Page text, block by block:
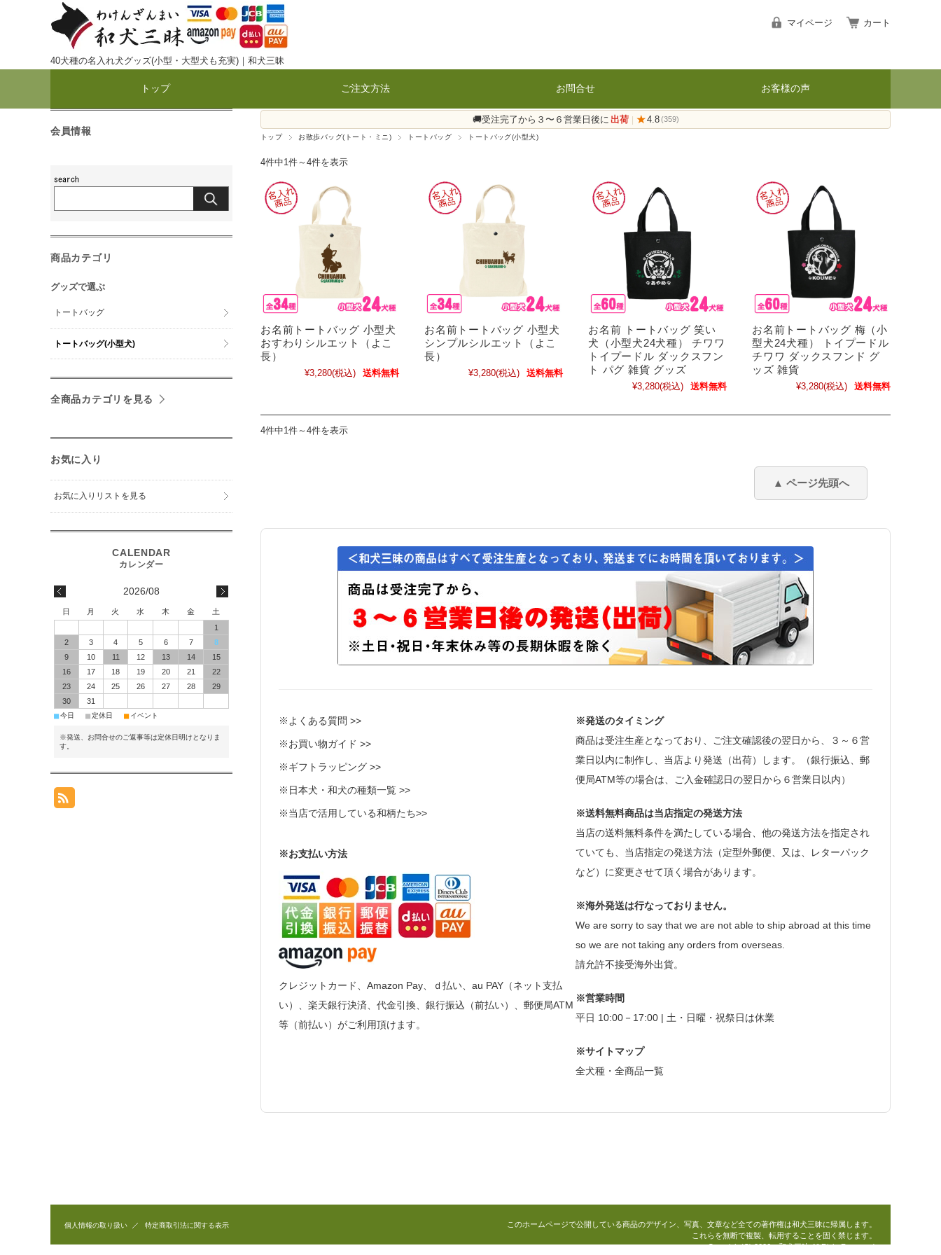
40犬種の名入れ犬グッズ(小型・大型犬も充実)｜和犬三昧
マイページ カート
トップ ご注文方法 お問合せ お客様の声
🚚受注完了から３〜６営業日後に 出荷 | ★4.8 (359)
トップ お散歩バッグ(トート・ミニ) トートバッグ トートバッグ(小型犬)
4件中1件～4件を表示
お名前トートバッグ 小型犬
おすわりシルエット（よこ
長）
¥3,280(税込) 送料無料
お名前トートバッグ 小型犬
シンプルシルエット（よこ
長）
¥3,280(税込) 送料無料
お名前 トートバッグ 笑い
犬（小型犬24犬種） チワワ
トイプードル ダックスフン
ト パグ 雑貨 グッズ
¥3,280(税込) 送料無料
お名前トートバッグ 梅（小
型犬24犬種） トイプードル
チワワ ダックスフンド グ
ッズ 雑貨
¥3,280(税込) 送料無料
4件中1件～4件を表示
※よくある質問 >>
※お買い物ガイド >>
※ギフトラッピング >>
※日本犬・和犬の種類一覧 >>
※当店で活用している和柄たち>>
※お支払い方法
クレジットカード、Amazon Pay、ｄ払い、au PAY（ネット支払
い）、楽天銀行決済、代金引換、銀行振込（前払い）、郵便局ATM
等（前払い）がご利用頂けます。
※発送のタイミング
商品は受注生産となっており、ご注文確認後の翌日から、３～６営
業日以内に制作し、当店より発送（出荷）します。（銀行振込、郵
便局ATM等の場合は、ご入金確認日の翌日から６営業日以内）
※送料無料商品は当店指定の発送方法
当店の送料無料条件を満たしている場合、他の発送方法を指定され
ていても、当店指定の発送方法（定型外郵便、又は、レターパック
など）に変更させて頂く場合があります。
※海外発送は行なっておりません。
We are sorry to say that we are not able to ship abroad at this time
so we are not taking any orders from overseas.
請允許不接受海外出貨。
※営業時間
平日 10:00－17:00 | 土・日曜・祝祭日は休業
※サイトマップ
全犬種・全商品一覧
会員情報
商品カテゴリ
グッズで選ぶ
トートバッグ
トートバッグ(小型犬)
全商品カテゴリを見る
お気に入り
お気に入りリストを見る
2026/08
日 月 火 水 木 金
土
1
2
3 4 5 6 7
8
9
10 11 12 13 14
15
16
17 18 19 20 21
22
23
24 25 26 27 28
29
30
31
■今日 ■定休日 ■ イベント
※発送、お問合せのご返事等は定休日明けとなりま
す。
個人情報の取り扱い 特定商取引法に関する表示
このホームページで公開している商品のデザイン、写真、文章など全ての著作権は和犬三昧に帰属します。
これらを無断で複製、転用することを固く禁じます。
Copyright(C) 2006 和犬三昧 All Right Reserved.